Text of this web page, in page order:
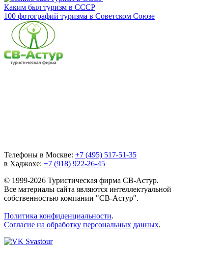
Каким был туризм в СССР
100 фотографий туризма в Советском Союзе
Телефоны в Москве: +7 (495) 517-51-35
в Хаджохе: +7 (918) 922-26-45
© 1999-2026 Туристическая фирма СВ-Астур.
Все материалы сайта являются интеллектуальной
собственностью компании "СВ-Астур".
Политика конфиденциальности.
Согласие на обработку персональных данных.